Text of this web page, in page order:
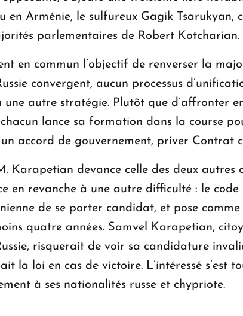
en Arménie, le sulfureux Gagik
parlementaires de Robert Kotcharian.
en commun l’objectif de renverser la
convergent, aucun processus
une autre stratégie. Plutôt que d’affronter
chacun lance sa formation dans la course
accord de gouvernement, priver Contrat
Karapetian devance celle des deux autres
en revanche à une autre difficulté : le
de se porter candidat, et pose
quatre années. Samvel Karapetian,
risquerait de voir sa candidature
la loi en cas de victoire. L’intéressé s’est
à ses nationalités russe et